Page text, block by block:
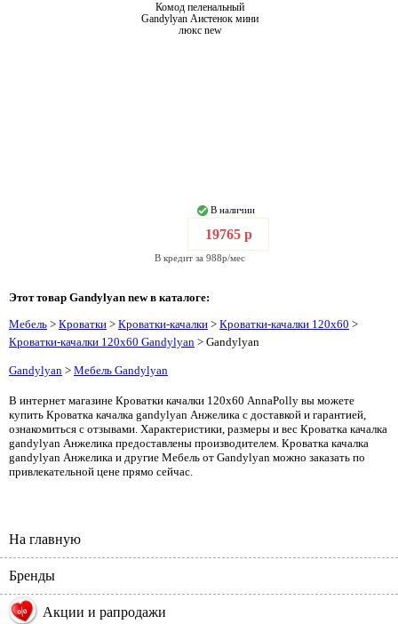
Комод пеленальный
Gandylyan Аистенок мини
люкс new
В наличии
19765 р
В кредит за 988р/мес
Этот товар Gandylyan new в каталоге:
Мебель > Кроватки > Кроватки-качалки > Кроватки-качалки 120х60 >
Кроватки-качалки 120х60 Gandylyan > Gandylyan
Gandylyan > Мебель Gandylyan
В интернет магазине Кроватки качалки 120х60 AnnaPolly вы можете
купить Кроватка качалка gandylyan Анжелика с доставкой и гарантией,
ознакомиться с отзывами. Характеристики, размеры и вес Кроватка качалка
gandylyan Анжелика предоставлены производителем. Кроватка качалка
gandylyan Анжелика и другие Мебель от Gandylyan можно заказать по
привлекательной цене прямо сейчас.
На главную
Бренды
% Акции и рапродажи